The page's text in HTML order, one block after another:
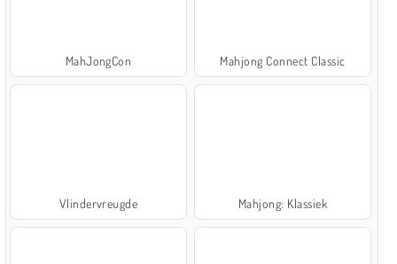
MahJongCon Mahjong Connect Classic
Vlindervreugde Mahjong: Klassiek